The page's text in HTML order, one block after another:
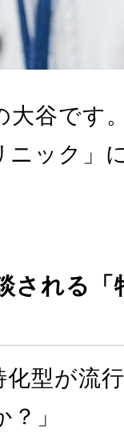
大谷です
ニック」
される
型が流
」